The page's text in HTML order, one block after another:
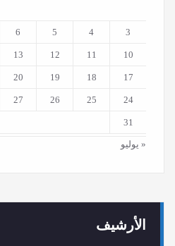
3
4
5
6
10
11
12
13
17
18
19
20
24
25
26
27
31
« يوليو
الأرشيف